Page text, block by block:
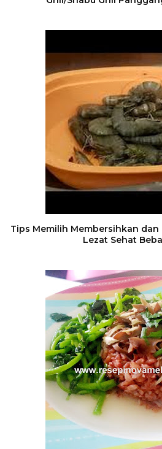
Tips Memilih Membersihkan
Lezat Sehat